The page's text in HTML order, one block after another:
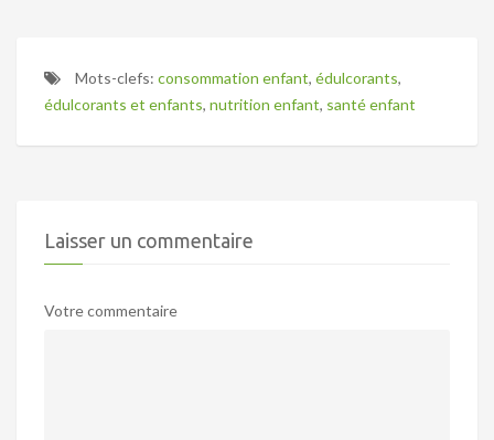
Mots-clefs: consommation enfant, édulcorants,
édulcorants et enfants, nutrition enfant, santé enfant
Laisser un commentaire
Votre commentaire